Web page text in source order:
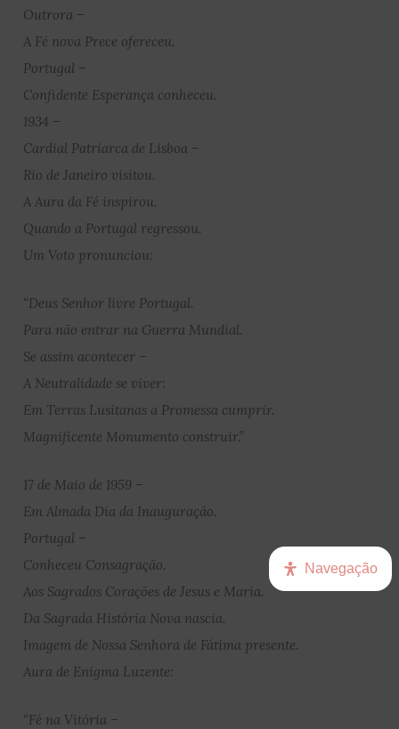
Outrora –
A Fé nova Prece ofereceu.
Portugal –
Confidente Esperança conheceu.
1934 –
Cardial Patriarca de Lisboa –
Rio de Janeiro visitou.
A Aura da Fé inspirou.
Quando a Portugal regressou.
Um Voto pronunciou:
“Deus Senhor livre Portugal.
Para não entrar na Guerra Mundial.
Se assim acontecer –
A Neutralidade se viver:
Em Terras Lusitanas a Promessa cumprir.
Magnificente Monumento construir.”
17 de Maio de 1959 –
Em Almada Dia da Inauguração.
Portugal –
Conheceu Consagração.
Aos Sagrados Corações de Jesus e Maria.
Da Sagrada História Nova nascia.
Imagem de Nossa Senhora de Fátima presente.
Aura de Enigma Luzente:
“Fé na Vitória –
Navegação